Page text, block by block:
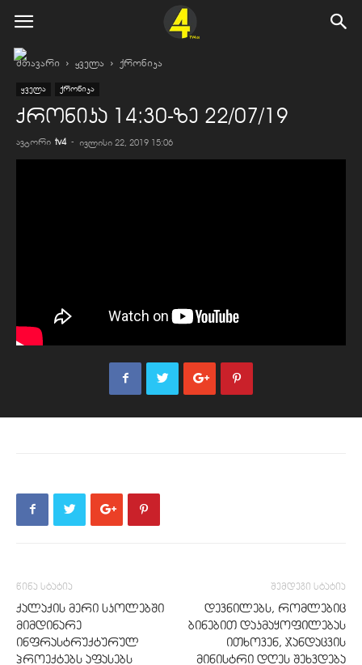
მთავარი ყველა ქრონიკა
ყველა ქრონიკა
ქრონიკა 14:30-ზე 22/07/19
ავტორი tv4 - ივლისი 22, 2019 15:06
წინა სტატია
ქალაქის მერი სკოლებში
მიმდინარე
ინფრასტრუქტურულ
პროექტებს აფასებს
შემდეგი სტატია
დევნილებს, რომლებიც
ბინებით დაკმაყოფილებას
ითხოვენ, ჯანდაცვის
მინისტრი დღეს შეხვდება